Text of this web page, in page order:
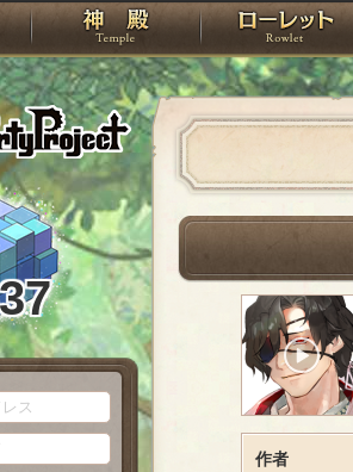
PandoraPartyProject
TOP 神殿
作者